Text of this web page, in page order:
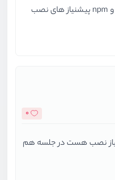
اقای موسوی درود . node و npm پیشنیاز های نصب
0
نصب هست در جلسه هم